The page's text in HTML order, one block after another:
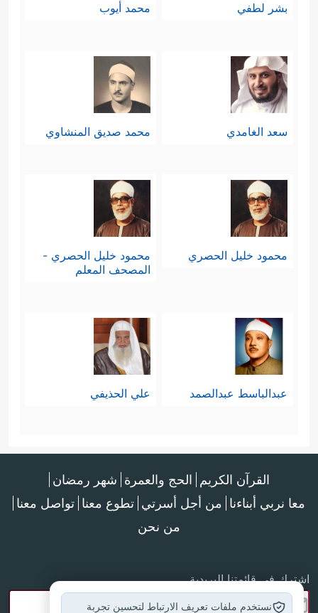
بشر لطفي محمد أيوب
سعد الغامدي محمد صديق المنشاوي
محمود خليل الحصري
محمود خليل الحصري -
المصحف المعلم
عبدالباسط عبدالصمد علي الحذيفي
القرآن الكريم الحج والعمرة شهر رمضان
معا نربي أبناءنا من أجل أسرتي تطوع معنا تواصل معنا
من نحن
اشترك في قائمتنا البريدية
نستخدم ملفات تعريف الارتباط لتحسين تجربة